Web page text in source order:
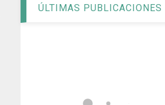
ÚLTIMAS PUBLICACIONES